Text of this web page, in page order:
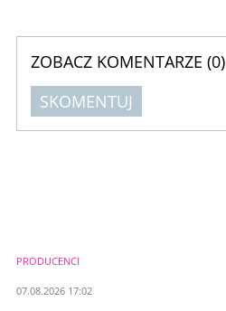
ZOBACZ KOMENTARZE (0)
SKOMENTUJ
PRODUCENCI
07.08.2026 17:02